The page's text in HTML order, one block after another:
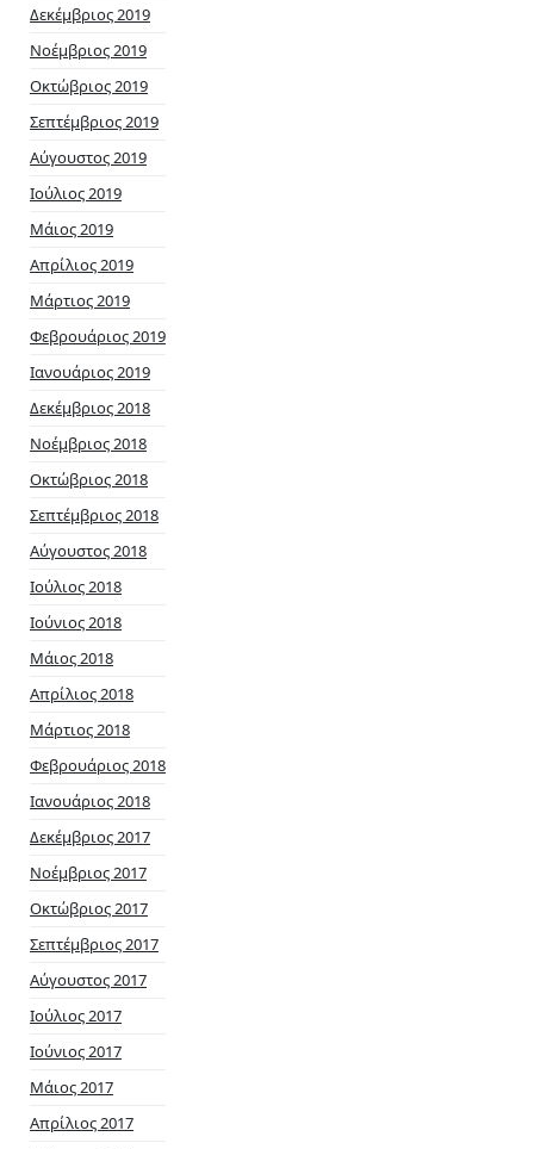
Δεκέμβριος 2019
Νοέμβριος 2019
Οκτώβριος 2019
Σεπτέμβριος 2019
Αύγουστος 2019
Ιούλιος 2019
Μάιος 2019
Απρίλιος 2019
Μάρτιος 2019
Φεβρουάριος 2019
Ιανουάριος 2019
Δεκέμβριος 2018
Νοέμβριος 2018
Οκτώβριος 2018
Σεπτέμβριος 2018
Αύγουστος 2018
Ιούλιος 2018
Ιούνιος 2018
Μάιος 2018
Απρίλιος 2018
Μάρτιος 2018
Φεβρουάριος 2018
Ιανουάριος 2018
Δεκέμβριος 2017
Νοέμβριος 2017
Οκτώβριος 2017
Σεπτέμβριος 2017
Αύγουστος 2017
Ιούλιος 2017
Ιούνιος 2017
Μάιος 2017
Απρίλιος 2017